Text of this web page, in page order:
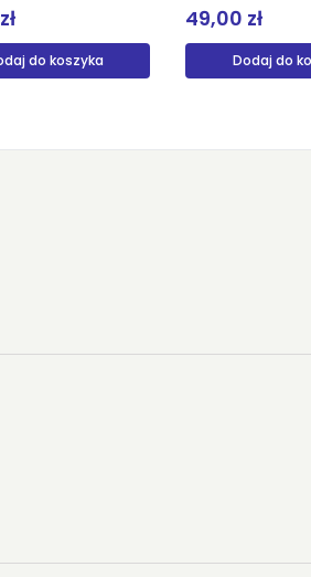
do koszyka
25,00 zł
Dodaj do